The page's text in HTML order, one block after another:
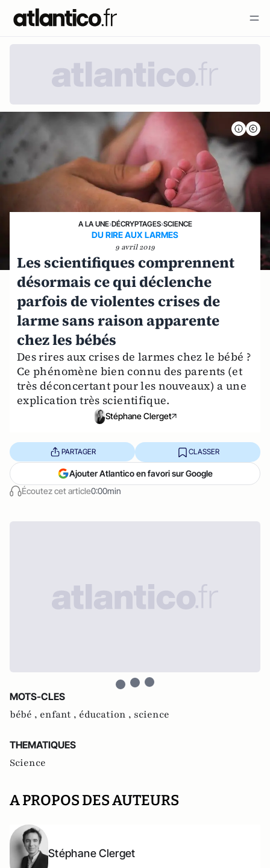
A LA UNE›DÉCRYPTAGES›SCIENCE
DU RIRE AUX LARMES
9 avril 2019
Les scientifiques comprennent
désormais ce qui déclenche
parfois de violentes crises de
larme sans raison apparente
chez les bébés
Des rires aux crises de larmes chez le bébé ?
Ce phénomène bien connu des parents (et
très déconcertant pour les nouveaux) a une
explication très scientifique.
Stéphane Clerget
Écoutez cet article0:00min
PARTAGER CLASSER
Ajouter Atlantico en favori sur Google
MOTS-CLES
bébé , enfant , éducation , science
THEMATIQUES
Science
A PROPOS DES AUTEURS
Stéphane Clerget